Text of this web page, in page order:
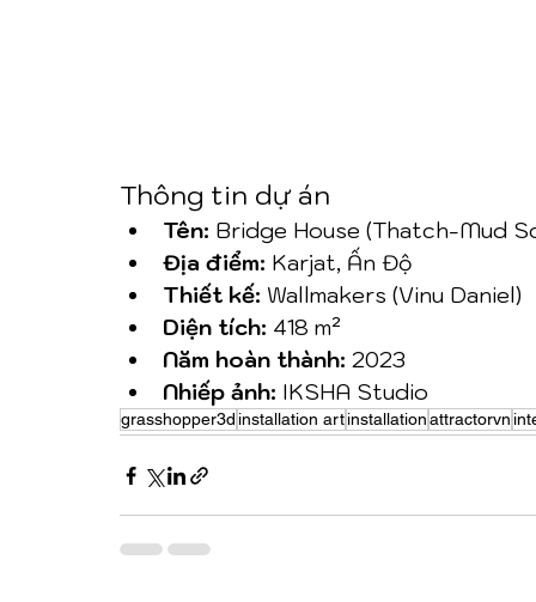
Thông tin dự án
Tên: Bridge House (Thatch-Mud
Địa điểm: Karjat, Ấn Độ
Thiết kế: Wallmakers (Vinu Daniel)
Diện tích: 418 m²
Năm hoàn thành: 2023
Nhiếp ảnh: IKSHA Studio
grasshopper3d installation artinstallationattractorvn